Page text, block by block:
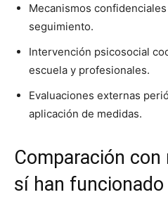
Mecanismos
seguimiento.
Intervención psicosocial
escuela y profesionales.
Evaluaciones externas
aplicación de medidas.
Comparación
sí han funcionado